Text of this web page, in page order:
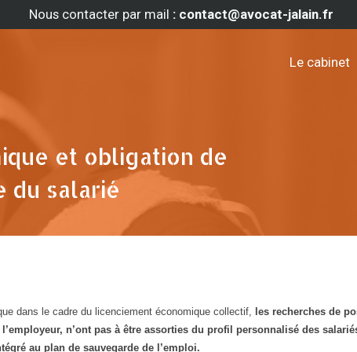
Nous contacter par mail : contact@avocat-jalain.fr
Le cabinet
et obligation de
du salarié
dans le cadre du licenciement économique collectif, les recherches de
n’ont pas à être assorties du profil personnalisé des
au plan de sauvegarde de l’emploi.